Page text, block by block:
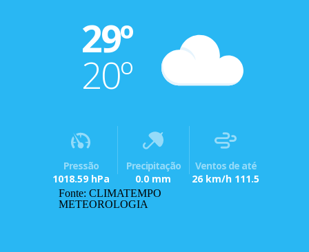
29º
20º
Pressão
1018.59 hPa
Precipitação
0.0 mm
Ventos de até
26 km/h 111.5
Fonte: CLIMATEMPO
METEOROLOGIA